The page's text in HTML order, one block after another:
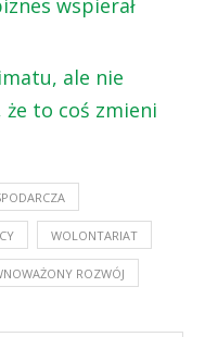
wspierał
ale nie
że to coś zmieni
WOLONTARIAT
ROZWÓJ